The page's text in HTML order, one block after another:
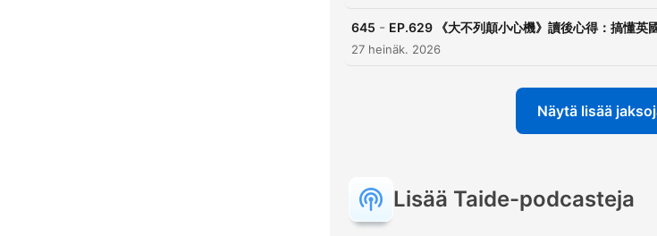
持續創作
贊助瓦基
Powered by
645 - EP.629 《大不列顛小心機》讀後心得：搞懂英
27 heinäk. 2026
Näytä lisää
Lisää Taide-podcasteja